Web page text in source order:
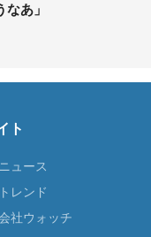
あ」
ト
ュース
レンド
社ウォッチ